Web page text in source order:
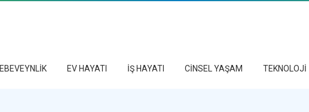
EBEVEYNLİK EV HAYATI İŞ HAYATI CİNSEL YAŞAM TEKNOLOJİ